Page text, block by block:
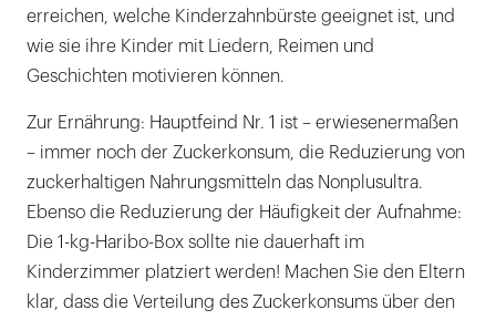
erreichen, welche Kinderzahnbürste geeignet ist, und
wie sie ihre Kinder mit Liedern, Reimen und
Geschichten motivieren können.
Zur Ernährung: Hauptfeind Nr. 1 ist – erwiesenermaßen
– immer noch der Zuckerkonsum, die Reduzierung von
zuckerhaltigen Nahrungsmitteln das Nonplusultra.
Ebenso die Reduzierung der Häufigkeit der Aufnahme:
Die 1-kg-Haribo-Box sollte nie dauerhaft im
Kinderzimmer platziert werden! Machen Sie den Eltern
klar, dass die Verteilung des Zuckerkonsums über den